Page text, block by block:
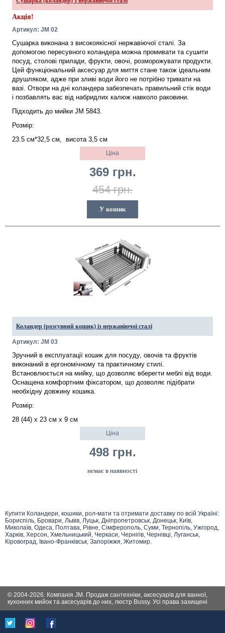
Акція!
Артикул: JM 02
Сушарка виконана з високоякісної нержавіючої сталі. За
допомогою пересувного коландера можна промивати та сушити
посуд, столові прилади, фрукти, овочі, розморожувати продукти.
Цей функціональний аксесуар для миття стане також ідеальним
друшляком, адже при зливі води його не потрібно тримати на
вазі. Отвори на дні коландера забезпечать правильний стік води
і позбавлять вас від набридлих калюж навколо раковини.
Підходить до мийки JM 5843.
Розмір:
23.5 см*32,5 см, висота 3,5 см
Ціна
369 грн.
454 грн.
У кошик
Коландер (розсувний кошик) із нержавіючої сталі
Артикул: JM 03
Зручний в експлуатації кошик для посуду, овочів та фруктів
виконаний в ергономічному та практичному стилі.
Встановлюється на мийку, що дозволяє вберегти меблі від води.
Оснащена комфортним фіксатором, що дозволяє підібрати
необхідну довжину кошика.
Розмір:
28 (44) х 23 см х 9 см
Ціна
498 грн.
немає в наявності
Купити Коландери, кошики, рол-мати та отримати доставку по всій Україні:
Бориспіль, Бровари, Львів, Луцьк, Дніпропетровськ, Донецьк, Київ,
Миколаїв, Одеса, Полтава, Рівне, Сімферополь, Суми, Тернопіль, Ужгород,
Харків, Херсон, Хмельницький, Черкаси, Чернігів, Чернівці, Луганськ,
Кіровоград, Івано-Франківськ, Запоріжжя, Житомир.
© 2004-2026. Компанія JM. Продаж сантехніки, аксесуарів для ванної,
кухонних мийок та аксесуарів до них, люстр Bussy. Усі права захищені